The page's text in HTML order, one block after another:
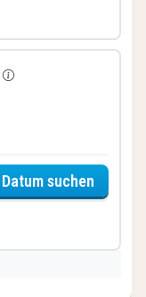
Datum suchen